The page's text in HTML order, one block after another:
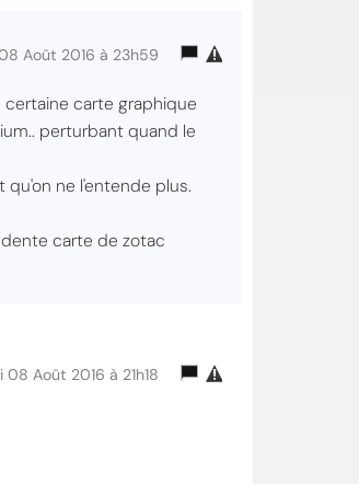
Août 2016 à 23h59
carte graphique
perturbant quand le
ne l'entende plus.
carte de zotac
08 Août 2016 à 21h18